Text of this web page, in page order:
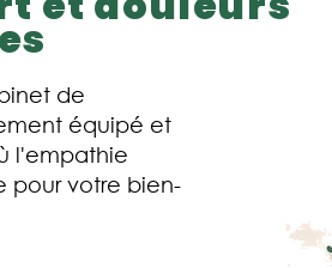
de
équipé et
l'empathie
pour votre bien-